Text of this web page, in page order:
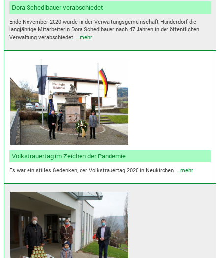
Dora Schedlbauer verabschiedet
Ende November 2020 wurde in der Verwaltungsgemeinschaft Hunderdorf die
langjährige Mitarbeiterin Dora Schedlbauer nach 47 Jahren in der öffentlichen
Verwaltung verabschiedet.
…mehr
Volkstrauertag im Zeichen der Pandemie
Es war ein stilles Gedenken, der Volkstrauertag 2020 in Neukirchen. …mehr